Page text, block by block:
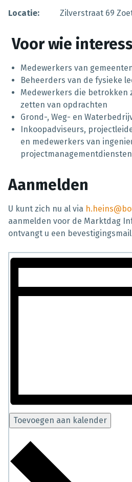
Locatie: Zilverstraat 69
Voor wie
Medewerkers van
Beheerders van de fysieke
Medewerkers die betrokken
zetten van opdrachten
Grond-, Weg- en
Inkoopadviseurs,
en medewerkers van
Aanmelden
U kunt zich nu al via
aanmelden voor de Marktdag
ontvangt u een
Toevoegen aan kalender